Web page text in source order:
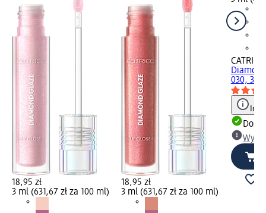
18,95 zł
3 ml (631,67 zł za 100 ml)
18,95 zł
3 ml (631,67 zł za 100 ml)
CATRICE
030, 3 ml